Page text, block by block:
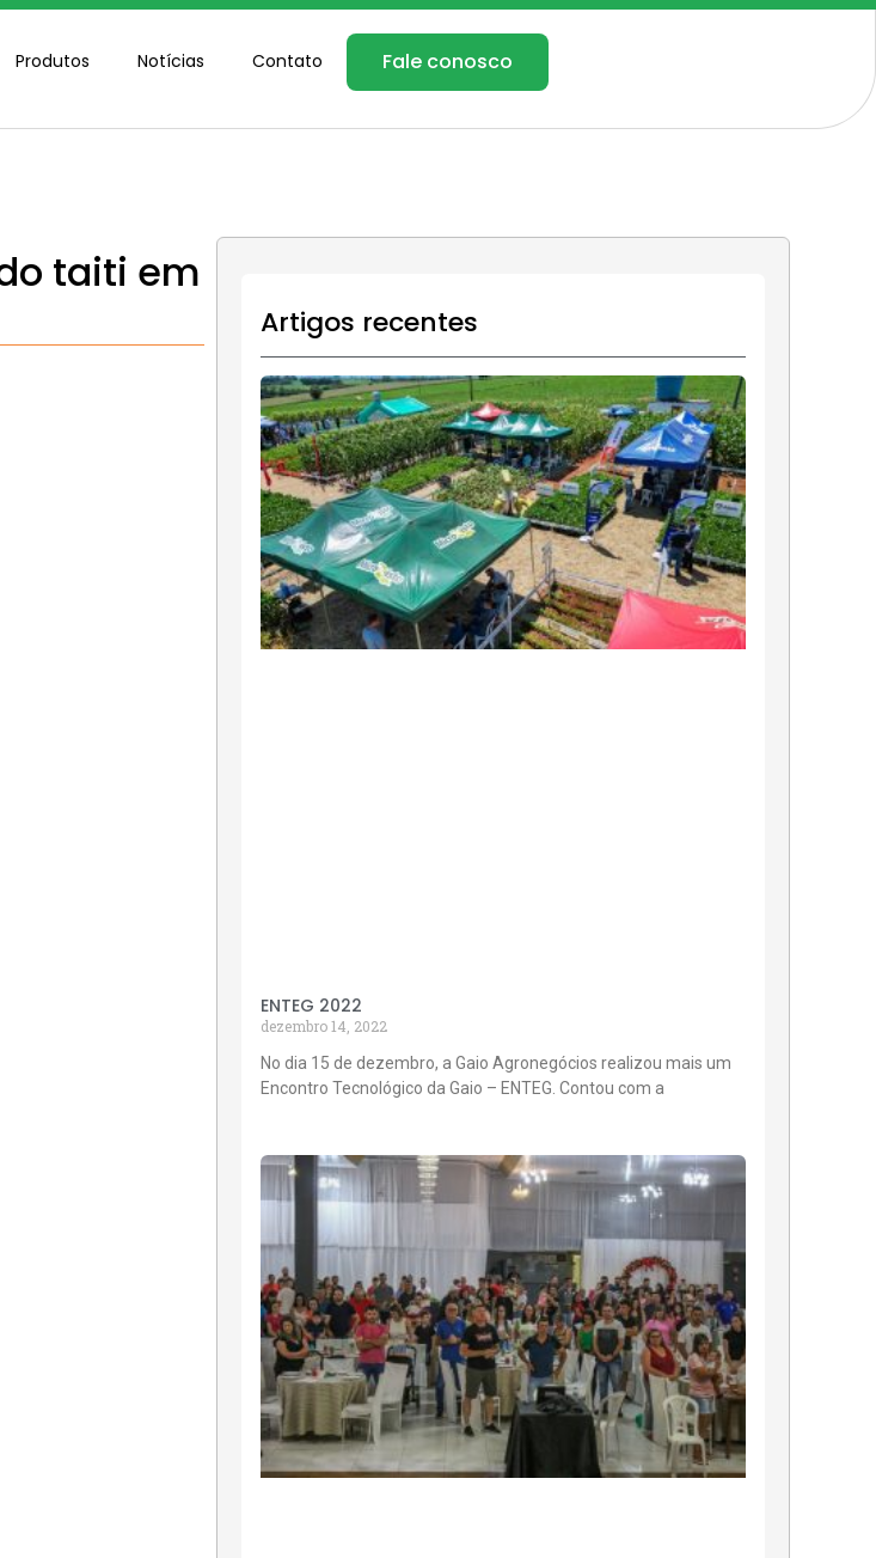
Produtos Notícias Contato Fale conosco
taiti em
Artigos recentes
ENTEG 2022
dezembro 14, 2022
No dia 15 de dezembro, a Gaio Agronegócios realizou mais um
Encontro Tecnológico da Gaio – ENTEG. Contou com a